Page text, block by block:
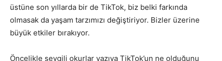
üstüne son yıllarda bir de TikTok, biz belki farkında
olmasak da yaşam tarzımızı değiştiriyor. Bizler üzerine
büyük etkiler bırakıyor.
Öncelikle sevgili okurlar yazıya TikTok’un ne olduğunu